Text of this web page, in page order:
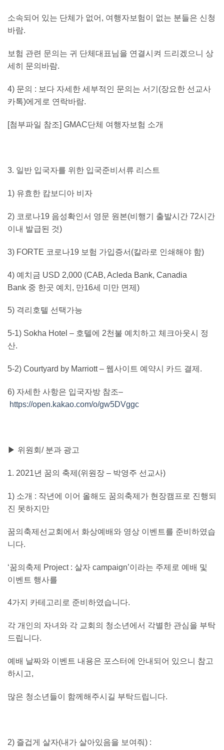
소속되어 있는 단체가 없어 , 여행자보험이 없는 분들은 신청
바람.
보험 관련 문의는 귀 단체대표님을 연결시켜 드리겠으니 상
세히 문의바람.
4) 문의 : 보다 자세한 세부적인 문의는 서기 (장요한 선교사
카톡)에게로 연락바람.
[첨부파일 참조] GMAC단체 여행자보험 소개
3. 일반 입국자를 위한 입국준비서류 리스트
1) 유효한 캄보디아 비자
2) 코로나19 음성확인서 영문 원본(비행기 출발시간 72시간
이내 발급된 것)
3) FORTE 코로나19 보험 가입증서 (칼라로 인쇄해야 함)
4) 예치금 USD 2,000 (CAB, Acleda Bank, Canadia
Bank 중 한곳 예치 , 만16세 미만 면제 )
5) 격리호텔 선택가능
5-1) Sokha Hotel – 호텔에 2천불 예치하고 체크아웃시 정
산.
5-2) Courtyard by Marriott– 웹사이트 예약시 카드 결제 .
6) 자세한 사항은 입국자방 참조–
https://open.kakao.com/o/gw5DVggc
▶ 위원회 / 분과 광고
1. 2021년 꿈의 축제 (위원장 – 박영주 선교사)
1) 소개 : 작년에 이어 올해도 꿈의축제가 현장캠프로 진행되
진 못하지만
꿈의축제선교회에서 화상예배와 영상 이벤트를 준비하였습
니다.
‘꿈의축제 Project : 살자 campaign’이라는 주제로 예배 및
이벤트 행사를
4가지 카테고리로 준비하였습니다.
각 개인의 자녀와 각 교회의 청소년에서 각별한 관심을 부탁
드립니다.
예배 날짜와 이벤트 내용은 포스터에 안내되어 있으니 참고
하시고,
많은 청소년들이 함께해주시길 부탁드립니다.
2) 즐겁게 살자(내가 살아있음을 보여줘) :